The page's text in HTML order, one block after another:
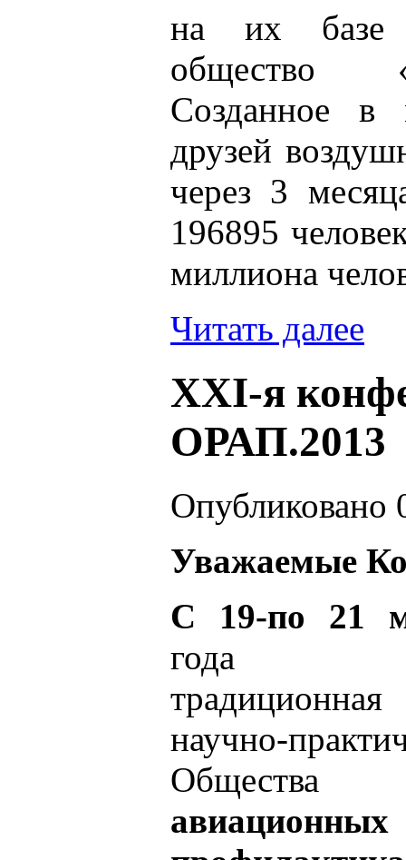
на их базе
общество
Созданное в
друзей
через 3
196895
миллиона
Читать далее
XXI-я
ОРАП.2013
Опубликовано
Уважаемые
С 19-по 21
года
научно-